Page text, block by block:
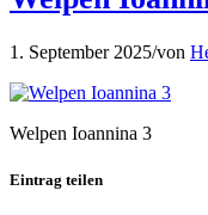
1. September 2025/von
Welpen Ioannina 3
Eintrag teilen